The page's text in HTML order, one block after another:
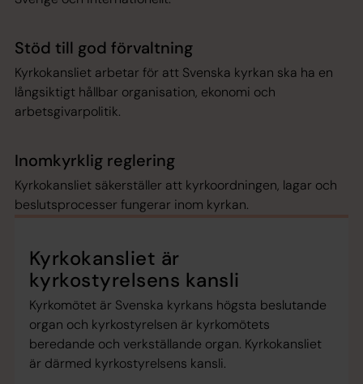
Stöd till god förvaltning
Kyrkokansliet arbetar för att Svenska kyrkan ska ha en
långsiktigt hållbar organisation, ekonomi och
arbetsgivarpolitik.
Inomkyrklig reglering
Kyrkokansliet säkerställer att kyrkoordningen, lagar och
beslutsprocesser fungerar inom kyrkan.
Kyrkokansliet är
kyrkostyrelsens kansli
Kyrkomötet är Svenska kyrkans högsta beslutande
organ och kyrkostyrelsen är kyrkomötets
beredande och verkställande organ. Kyrkokansliet
är därmed kyrkostyrelsens kansli.